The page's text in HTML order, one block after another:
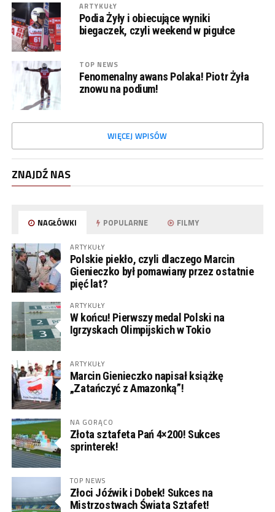
ARTYKUŁY
Podia Żyły i obiecujące wyniki
biegaczek, czyli weekend w pigułce
TOP NEWS
Fenomenalny awans Polaka! Piotr Żyła
znowu na podium!
WIĘCEJ WPISÓW
ZNAJDŹ NAS
NAGŁÓWKI POPULARNE FILMY
ARTYKUŁY
Polskie piekło, czyli dlaczego Marcin
Gienieczko był pomawiany przez ostatnie
pięć lat?
ARTYKUŁY
W końcu! Pierwszy medal Polski na
Igrzyskach Olimpijskich w Tokio
ARTYKUŁY
Marcin Gienieczko napisał książkę
„Zatańczyć z Amazonką”!
NA GORĄCO
Złota sztafeta Pań 4×200! Sukces
sprinterek!
TOP NEWS
Złoci Jóźwik i Dobek! Sukces na
Mistrzostwach Świata Sztafet!